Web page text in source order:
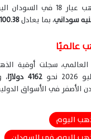
الثلاثاء، فقد سجل
، بما يعادل100.38 دولارًا
عالميًا
4162 دولارًا
،
الأصفر في الأسواق
اليوم